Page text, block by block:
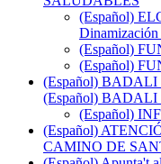
(Español)
(Español)
(Español)
(Español)
(Español)
(Español)
(Español)
CAMINO DE